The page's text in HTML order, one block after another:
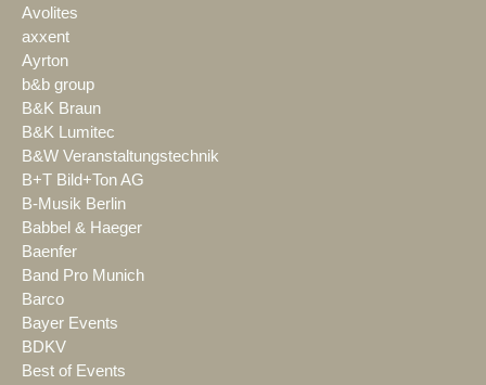
Avolites
axxent
Ayrton
b&b group
B&K Braun
B&K Lumitec
B&W Veranstaltungstechnik
B+T Bild+Ton AG
B-Musik Berlin
Babbel & Haeger
Baenfer
Band Pro Munich
Barco
Bayer Events
BDKV
Best of Events